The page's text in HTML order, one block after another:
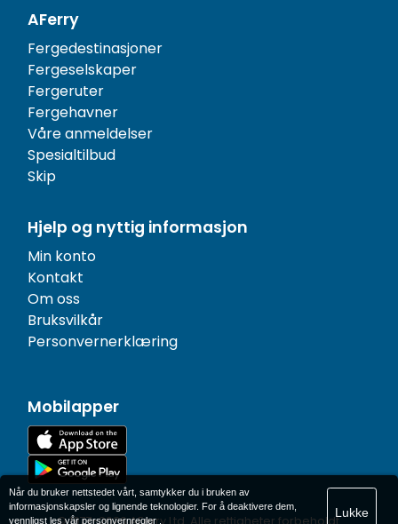
AFerry
Fergedestinasjoner
Fergeselskaper
Fergeruter
Fergehavner
Våre anmeldelser
Spesialtilbud
Skip
Hjelp og nyttig informasjon
Min konto
Kontakt
Om oss
Bruksvilkår
Personvernerklæring
Mobilapper
© 1977-2026AFerry Ltd. Alle rettigheter forbeholdt.
Når du bruker nettstedet vårt, samtykker du i bruken av
informasjonskapsler og lignende teknologier. For å deaktivere dem,
vennligst les vårpersonvernregler.
Lukke